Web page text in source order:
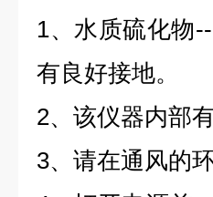
1、水质硫化物
有良好接地。
2、该仪器内部
3、请在通风的